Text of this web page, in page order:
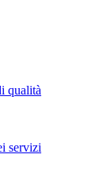
qualità
servizi